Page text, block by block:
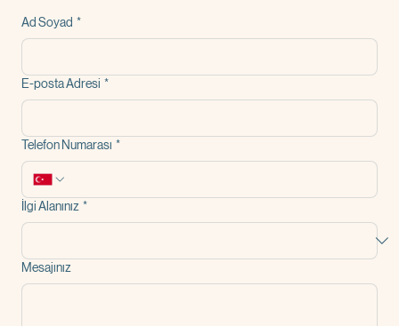
Ad Soyad
E-posta Adresi
Telefon Numarası
İlgi Alanınız
Mesajınız